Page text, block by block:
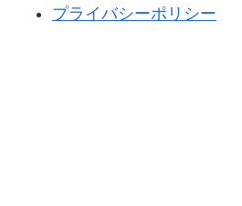
プライバシーポリシー